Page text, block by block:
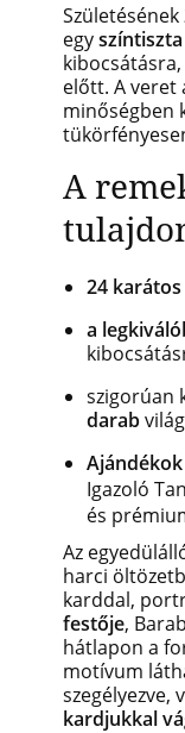
Születésének
egy
előtt. A veret
minőségben
A
24
a
szigorúan
darab
Igazoló
és
Az
harci
karddal,
festője,
hátlapon a
motívum
szegélyezve,
kardjukkal